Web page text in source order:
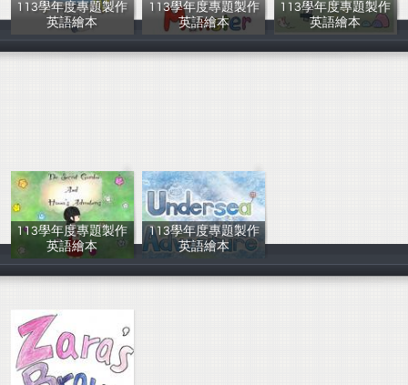
113學年度專題製作
英語繪本
林琦如，孫小喬
113學年度專題製作
英語繪本
余俊澤，楊志哲
113學年度專題製作
英語繪本
張芷瑜，陳俞靜
113學年度專題製作
英語繪本
王暄喬，洪澐溱
113學年度專題製作
英語繪本
林紹鈞，李沛鈴